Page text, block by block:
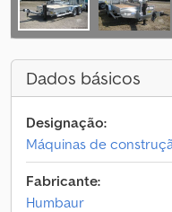
Dados básicos
Designação:
Máquinas de
Fabricante:
Humbaur